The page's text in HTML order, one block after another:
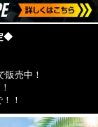
◆
販売中！
！